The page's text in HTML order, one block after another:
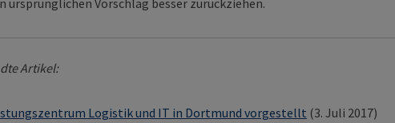
ursprünglichen Vorschlag besser zurückziehen.
Artikel:
Logistik und IT in Dortmund vorgestellt (3. Juli 2017)